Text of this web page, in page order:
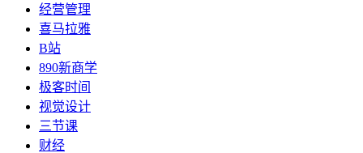
经营管理
喜马拉雅
B站
890新商学
极客时间
视觉设计
三节课
财经